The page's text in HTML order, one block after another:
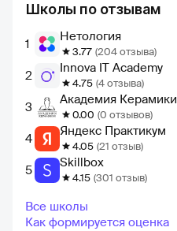
Школы по отзывам
1 Нетология
3.77 (204 отзыва)
2 Innova IT Academy
4.75 (4 отзыва)
3 Академия Керамики
0.00 (0 отзывов)
4 Яндекс Практикум
4.05 (21 отзыв)
5 Skillbox
4.15 (301 отзыв)
Все школы
Как формируется оценка